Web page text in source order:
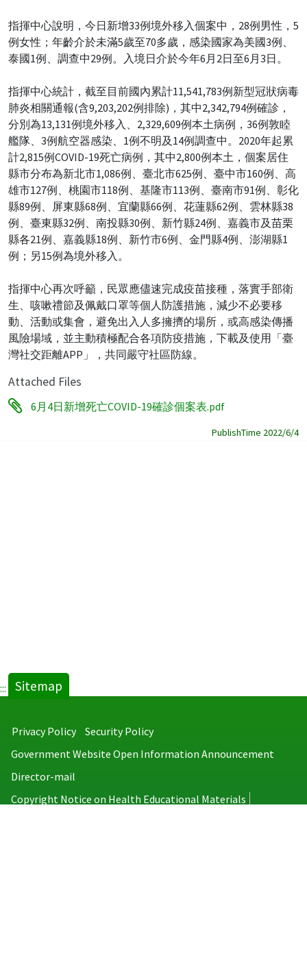
指揮中心說明，今日新增33例境外移入個案中，28例男性，5
例女性；年齡介於未滿5歲至70多歲，感染國家為美國3例、
泰國1例、調查中29例。入境日介於今年6月2日至6月3日。
指揮中心統計，截至目前國內累計11,541,783例新型冠狀病毒
肺炎相關通報(含9,203,202例排除)，其中2,342,794例確診，
分別為13,131例境外移入、2,329,609例本土病例，36例敦睦
艦隊、3例航空器感染、1例不明及14例調查中。2020年起累
計2,815例COVID-19死亡病例，其中2,800例本土，個案居住
縣市分布為新北市1,086例、臺北市625例、臺中市160例、高
雄市127例、桃園市118例、基隆市113例、臺南市91例、彰化
縣89例、屏東縣68例、宜蘭縣66例、花蓮縣62例、雲林縣38
例、臺東縣32例、南投縣30例、新竹縣24例、嘉義市及苗栗
縣各21例、嘉義縣18例、新竹市6例、金門縣4例、澎湖縣1
例；另15例為境外移入。
指揮中心再次呼籲，民眾應儘速完成疫苗接種，落實手部衛
生、咳嗽禮節及佩戴口罩等個人防護措施，減少不必要移
動、活動或集會，避免出入人多擁擠的場所，或高感染傳播
風險場域，並主動積極配合各項防疫措施，下載及使用「臺
灣社交距離APP」，共同嚴守社區防線。
Attached Files
6月4日新增死亡COVID-19確診個案表.pdf
PublishTime 2022/6/4
::: Sitemap
Privacy Policy
Security Policy
Government Website Open Information Announcement
Director-mail
Copyright Notice on Health Educational Materials